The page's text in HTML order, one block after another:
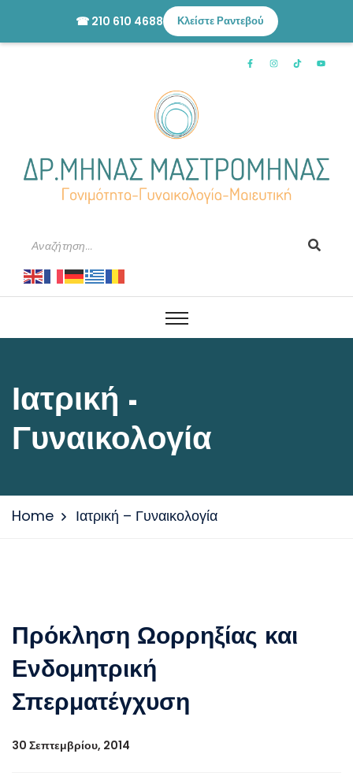
Ιατρική -
Γυναικολογία
Home Ιατρική – Γυναικολογία
Πρόκληση Ωορρηξίας και
Ενδομητρική
Σπερματέγχυση
30 Σεπτεμβρίου, 2014
☎ 210 610 4688 Κλείστε Ραντεβού